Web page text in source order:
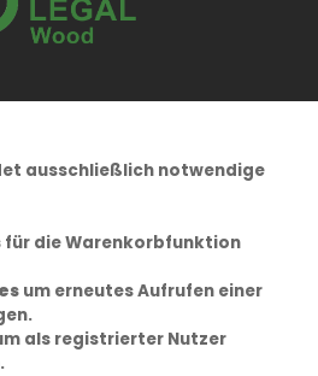
ausschließlich notwendige
für die Warenkorbfunktion
um erneutes Aufrufen einer
als registrierter Nutzer